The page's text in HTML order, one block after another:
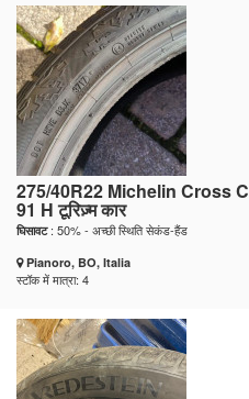
275/40R22 Michelin Cross
91 H टूरिज़्म कार
घिसावट: 50% - अच्छी स्थिति सेकंड-हैंड
Pianoro, BO, Italia
स्टॉक में मात्रा: 4